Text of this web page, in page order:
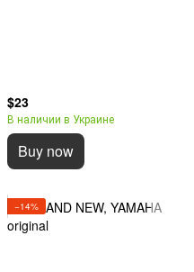
$23
В наличии в Украине
Buy now
−14%